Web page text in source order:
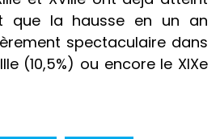
que la hausse en un an
spectaculaire dans
(10,5%) ou encore le XIXe